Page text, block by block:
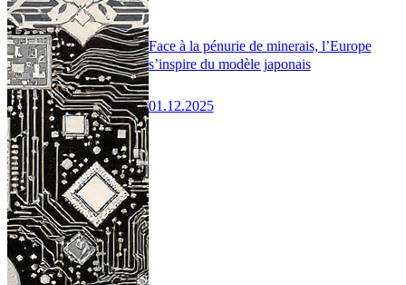
Face à la pénurie de minerais, l’Europe
s’inspire du modèle japonais
01.12.2025